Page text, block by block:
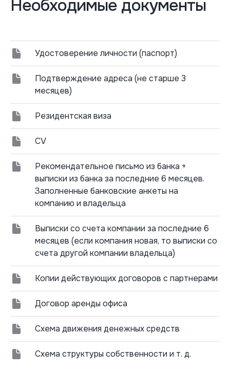
Необходимые документы
Удостоверение личности (паспорт)
Подтверждение адреса (не старше 3
месяцев)
Резидентская виза
CV
Рекомендательное письмо из банка +
выписки из банка за последние 6 месяцев.
Заполненные банковские анкеты на
компанию и владельца
Выписки со счета компании за последние 6
месяцев (если компания новая, то выписки со
счета другой компании владельца)
Копии действующих договоров с партнерами
Договор аренды офиса
Схема движения денежных средств
Схема структуры собственности и т. д.